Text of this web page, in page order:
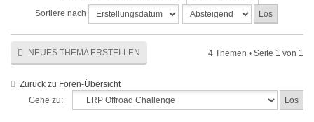
Sortiere nach
NEUES THEMA ERSTELLEN 4 Themen • Seite 1 von 1
Zurück zu Foren-Übersicht
Gehe zu: